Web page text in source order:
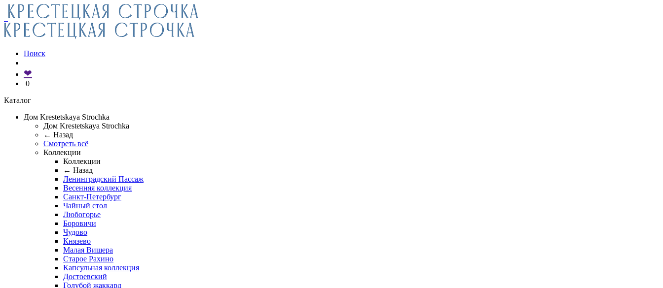
Поиск
❤
0
Каталог
Дом Krestetskaya Strochka
Дом Krestetskaya Strochka
← Назад
Смотреть всё
Коллекции
Коллекции
← Назад
Ленинградский Пассаж
Весенняя коллекция
Санкт-Петербург
Чайный стол
Любогорье
Боровичи
Чудово
Князево
Малая Вишера
Старое Рахино
Капсульная коллекция
Достоевский
Голубой жаккард